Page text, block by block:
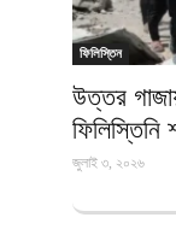
ফিলিস্তিন
‎উত্তর
ফিলিস্তিনি
জুলাই ৩, ২০২৬